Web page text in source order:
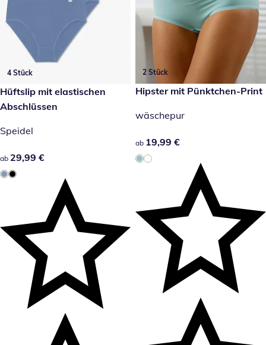
4 Stück
29,99 €
Hüftslip mit elastischen
Abschlüssen
Speidel
29,99 €
ab 29,99 €
2 Stück
19,99 €
Hipster mit Pünktchen-Print
wäschepur
19,99 €
ab 19,99 €